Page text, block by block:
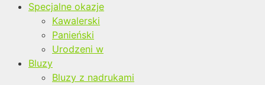
Specjalne okazje
Kawalerski
Panieński
Urodzeni w
Bluzy
Bluzy z nadrukami